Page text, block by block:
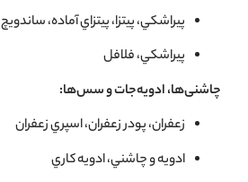
پيراشكي، پيتزا، پيتزاي آماده، ساندويچ
پيراشكي، فلافل
چاشنی‌ها، ادویه‌جات و سس‌ها:
زعفران، پودر زعفران، اسپري زعفران
ادويه و چاشني، ادويه كاري